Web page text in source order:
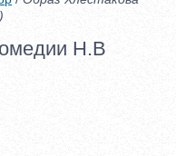
Н.В